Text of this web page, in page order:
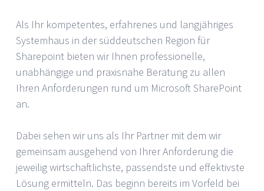
Als Ihr kompetentes, erfahrenes und langjähriges
Systemhaus in der süddeutschen Region für
Sharepoint bieten wir Ihnen professionelle,
unabhängige und praxisnahe Beratung zu allen
Ihren Anforderungen rund um Microsoft SharePoint
an.
Dabei sehen wir uns als Ihr Partner mit dem wir
gemeinsam ausgehend von Ihrer Anforderung die
jeweilig wirtschaftlichste, passendste und effektivste
Lösung ermitteln. Das beginn bereits im Vorfeld bei